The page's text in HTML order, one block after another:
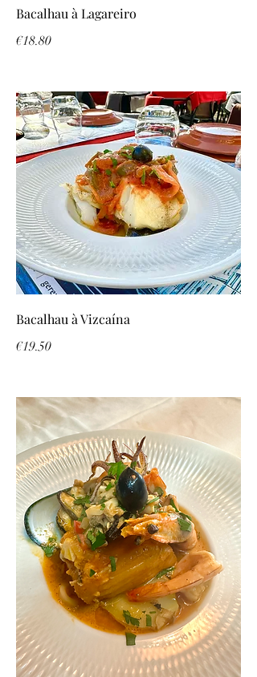
Bacalhau à Lagareiro
€18.80
Bacalhau à Vizcaína
€19.50